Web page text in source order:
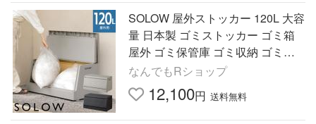
SOLOW 屋外ストッカー 120L 大容
量 日本製 ゴミストッカー ゴミ箱
屋外 ゴミ保管庫 ゴミ収納 ゴミ収
集ボックス ベランダ収納 宅配ボッ
クス 屋外収納
なんでもRショップ
12,100円 送料無料